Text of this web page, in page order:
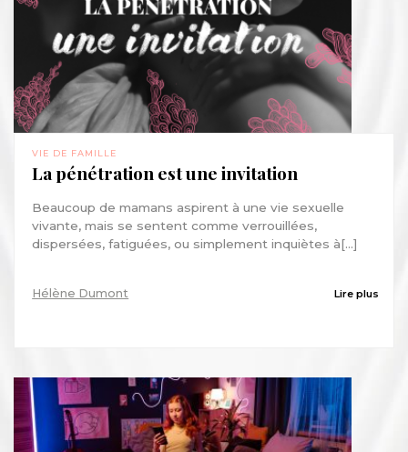
VIE DE FAMILLE
La pénétration est une invitation
Beaucoup de mamans aspirent à une vie sexuelle
vivante, mais se sentent comme verrouillées,
dispersées, fatiguées, ou simplement inquiètes à[...]
Hélène Dumont Lire plus